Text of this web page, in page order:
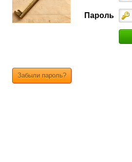
Пароль
Забыли пароль?